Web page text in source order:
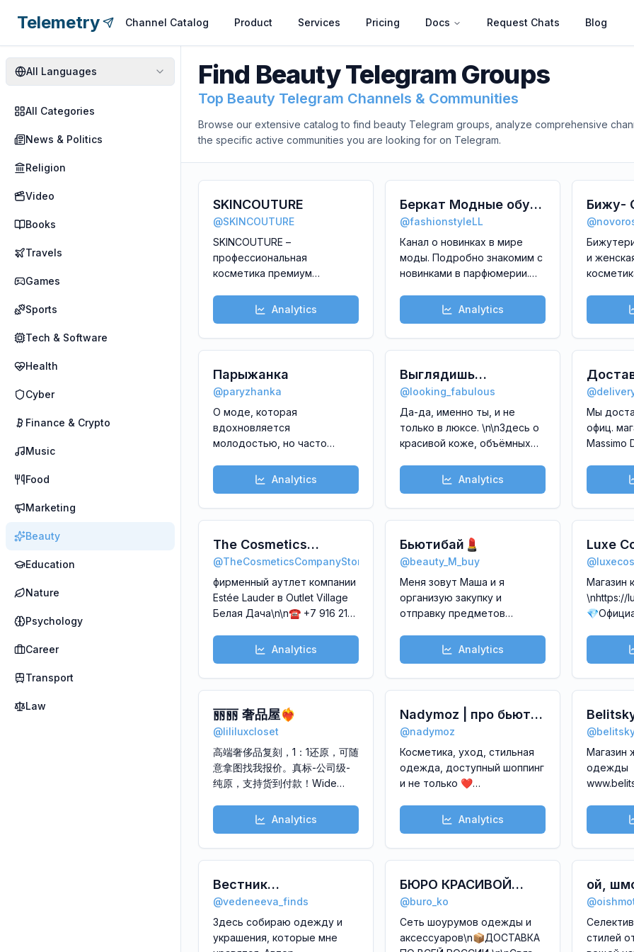
Telemetry Channel Catalog Product Services Pricing Docs Request Chats Blog
All Languages
All Categories
News & Politics
Religion
Video
Books
Travels
Games
Sports
Tech & Software
Health
Cyber
Finance & Crypto
Music
Food
Marketing
Beauty
Education
Nature
Psychology
Career
Transport
Law
Find BeautyTelegram Groups
Top Beauty Telegram Channels & Communities
Browse our extensive catalog to find beauty Telegram groups, analyze comprehensive
the specific active communities you are looking for on Telegram.
SKINCOUTURE
@SKINCOUTURE
SKINCOUTURE –
профессиональная
косметика премиум
кожей лица, сделанная в
России под патронажем
производителей люксовых
брендов из США. Каталог:
skinsouture
Analytics
Беркат Модные обувь
сумки платья .
Закажи и получи.
@fashionstyleLL
Канал о новинках в мире
моды. Подробно знакомим с
новинками в парфюмерии.
сумки, товары для дома.
Производство Турция,
Китай, ОАЭ. Все товары в
наличии в Москве, склад.
Analytics
Бижу-
@
и
почтой.
Парыжанка
@paryzhanka
О моде, которая
вдохновляется
молодостью, но часто
прошлом
Analytics
Выглядишь
премиально!
@looking_fabulous
Да-да, именно ты, и не
только в люксе. \n\nЗдесь о
красивой коже, объёмных
баночках. \n\nДля связи
@lanakabaloeva
Analytics
New
kors,
@
Мы
офиц.
Massimo
Farfetch
доставка
The Cosmetics
Company Store
@TheCosmeticsCompanyStore
фирменный аутлет компании
Estée Lauder в Outlet Village
Белая Дача\n\n☎️ +7 916 212
Analytics
Бьютибай💄
@beauty_M_buy
Меня зовут Маша и я
организую закупку и
отправку предметов
пользования(косметика,
одежда, обувь) из Италии в
РФ
Analytics
Luxe
@
Магазин
\nhttps://
брендов
Gioiello
丽丽 奢品屋❤️‍🔥
@lililuxcloset
高端奢侈品复刻，1：1还原，可随
意拿图找我报价。真标-公司级-
纯原，支持货到付款！Wide
clothes, shoes, bags and
watches. Whatsapp:
https://wa.me/85246155289\nTG-
https://t.me/lililuxuryhouse
Analytics
Nadymoz | про бьюти
и стиль
@nadymoz
Косметика, уход, стильная
одежда, доступный шоппинг
и не только ❤️
@nadymozikAnalytics
@
Магазин
одежды
Москве:
Ул.
ЛИФТ 5-
й этаж,
Пальто,
пиджаки
Вестник
примерочных
@vedeneeva_finds
Здесь собираю одежду и
украшения, которые мне
БЮРО КРАСИВОЙ
ОДЕЖДЫ
@buro_ko
Сеть шоурумов одежды и
аксессуаров\n📦ДОСТАВКА
ой,
@
стилей